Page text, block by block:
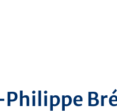
Philippe